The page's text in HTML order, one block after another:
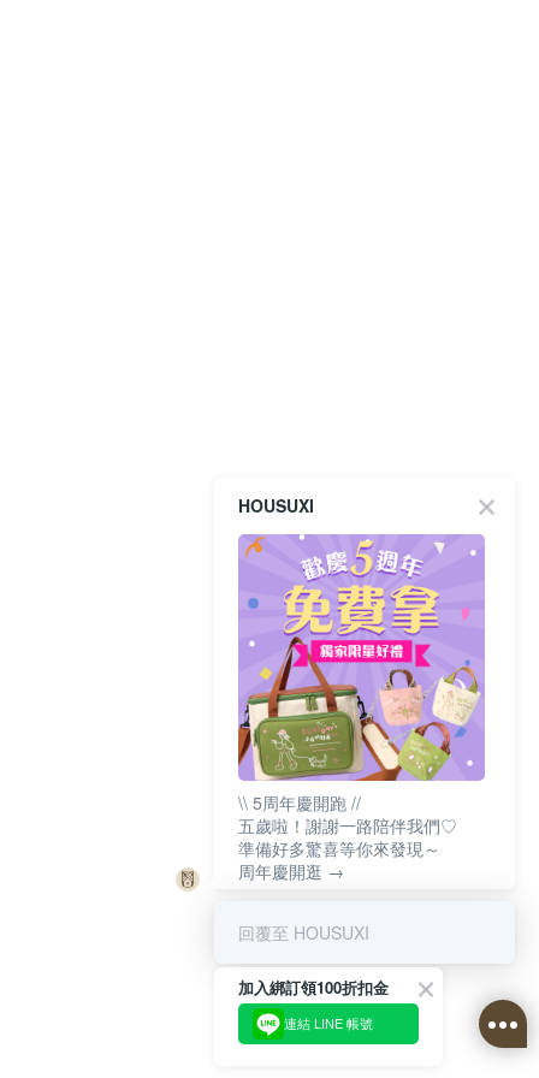
HOUSUXI
\\ 5周年慶開跑 //
五歲啦！謝謝一路陪伴我們♡
準備好多驚喜等你來發現～
周年慶開逛 →
回覆至 HOUSUXI
加入綁訂領100折扣金
連結 LINE 帳號